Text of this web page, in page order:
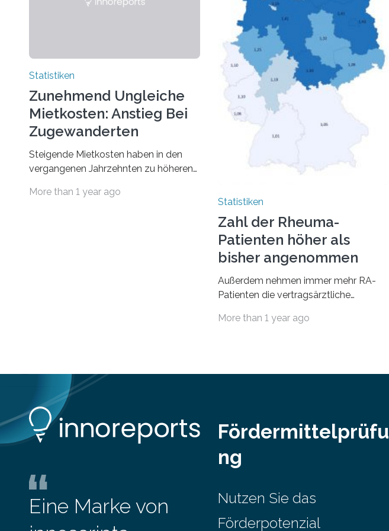
Statistiken
Zunehmend Ungleiche
Mietkosten: Anstieg Bei
Zugewanderten
Steigende Mietkosten haben in den
vergangenen Jahrzehnten zu höheren
geführt. In einer aktuellen Studie hat
moderaten Anstieg des Mietanteils am
Gesamteinkommen hinnehmen
mussten, nahm die Belastung bei
Menschen mit…
More than 1 year ago
Statistiken
Zahl der Rheuma-
Patienten höher als
bisher angenommen
Außerdem nehmen immer mehr RA-
Patienten die vertragsärztliche
Jahr 2009 nur etwa 526.000 (526.211)
More than 1 year ago
Eine Marke von
Fördermittelprüfu
ng
Nutzen Sie das
Förderpotenzial